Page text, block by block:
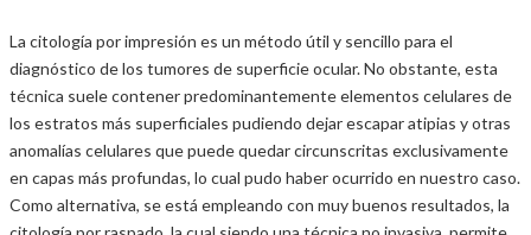
La citología por impresión es un método útil y sencillo para el
diagnóstico de los tumores de superficie ocular. No obstante, esta
técnica suele contener predominantemente elementos celulares de
los estratos más superficiales pudiendo dejar escapar atipias y otras
anomalías celulares que puede quedar circunscritas exclusivamente
en capas más profundas, lo cual pudo haber ocurrido en nuestro caso.
Como alternativa, se está empleando con muy buenos resultados, la